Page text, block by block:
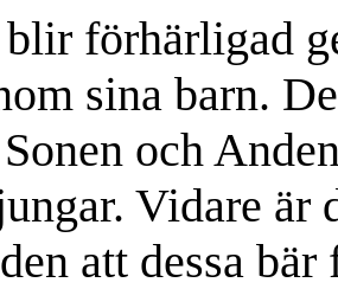
blir förhärligad
sina barn.
och
Vidare är
att dessa